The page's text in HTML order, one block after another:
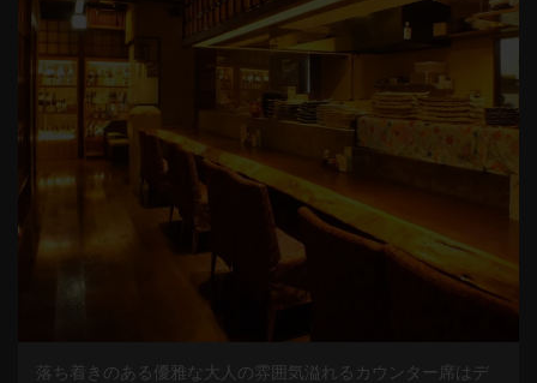
落ち着きのある優雅な大人の雰囲気溢れるカウンター席はデ